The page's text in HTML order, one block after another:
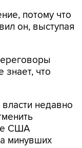
потому что
он, выступая
знает, что
недавно
США
минувших